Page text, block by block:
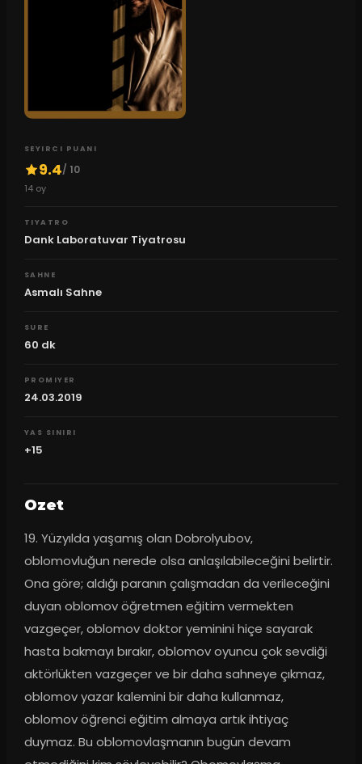
SEYIRCI PUANI
9.4/ 10
14oy
TIYATRO
Dank Laboratuvar Tiyatrosu
SAHNE
Asmalı Sahne
SURE
60 dk
PROMIYER
24.03.2019
YAS SINIRI
+15
Ozet
19. Yüzyılda yaşamış olan Dobrolyubov,
oblomovluğun nerede olsa anlaşılabileceğini belirtir.
Ona göre; aldığı paranın çalışmadan da verileceğini
duyan oblomov öğretmen eğitim vermekten
vazgeçer, oblomov doktor yeminini hiçe sayarak
hasta bakmayı bırakır, oblomov oyuncu çok sevdiği
aktörlükten vazgeçer ve bir daha sahneye çıkmaz,
oblomov yazar kalemini bir daha kullanmaz,
oblomov öğrenci eğitim almaya artık ihtiyaç
duymaz. Bu oblomovlaşmanın bugün devam